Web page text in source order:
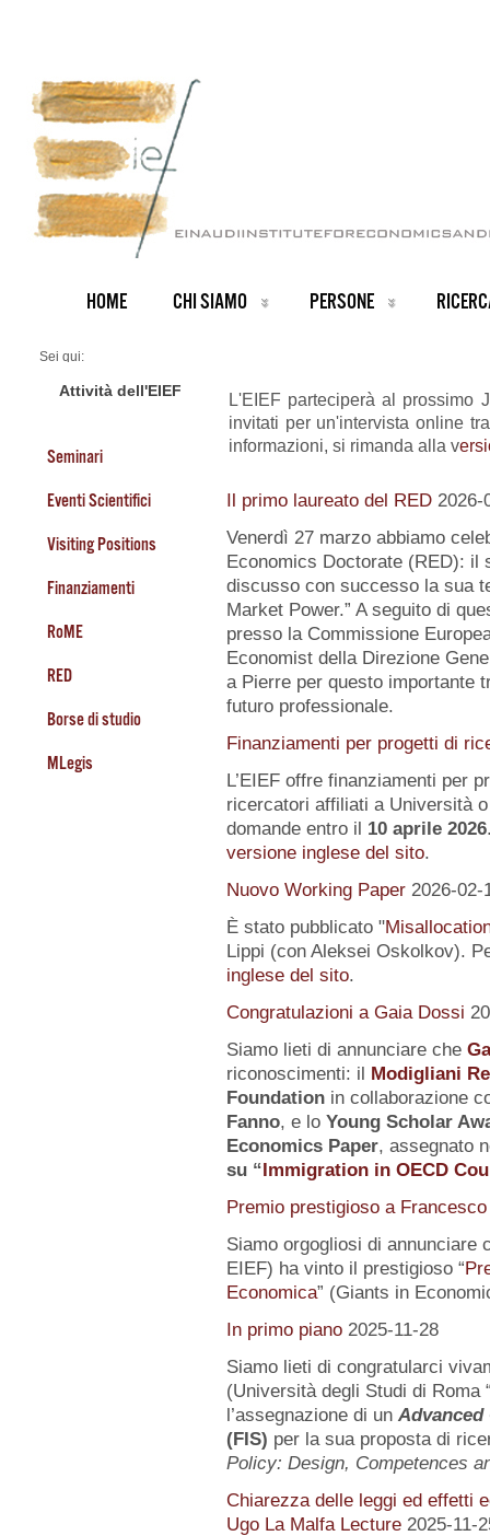
HOME CHI SIAMO PERSONE
Sei qui:
ARCHIVIO NOTIZIE
Junior Job Market: Ricerchiamo 1 Assistant Professor
Attività dell'EIEF
Seminari
Eventi Scientifici
Visiting Positions
Finanziamenti
RoME
RED
Borse di studio
MLegis
L'EIEF parteciperà al prossimo
invitati per un'intervista online
informazioni, si rimanda alla v
Il primo laureato del RED 2026-
Venerdì 27 marzo abbiamo
Economics Doctorate (RED): il
discusso con successo la sua
Market Power.” A seguito di
presso la Commissione
Economist della Direzione
a Pierre per questo importante
futuro professionale.
Finanziamenti per progetti di
L’EIEF offre finanziamenti per
ricercatori affiliati a Università
domande entro il 10 aprile 2026
versione inglese del sito.
Nuovo Working Paper 2026-02-
È stato pubblicato "
Lippi (con Aleksei Oskolkov).
inglese del sito.
Congratulazioni a Gaia Dossi
Siamo lieti di annunciare che
riconoscimenti: il Modigliani
Foundationin collaborazione
Fanno, e lo Young Scholar
Economics Paper, assegnato
su“Immigration in OECD
Premio prestigioso a
Siamo orgogliosi di annunciare
EIEF) ha vinto il prestigioso “
Economica” (Giants in
In primo piano 2025-11-28
Siamo lieti di congratularci
(Università degli Studi di Roma
l’assegnazione di un Advanced
(FIS) per la sua proposta di
Policy: Design, Competences
Chiarezza delle leggi ed effetti
Ugo La Malfa Lecture 2025-11-